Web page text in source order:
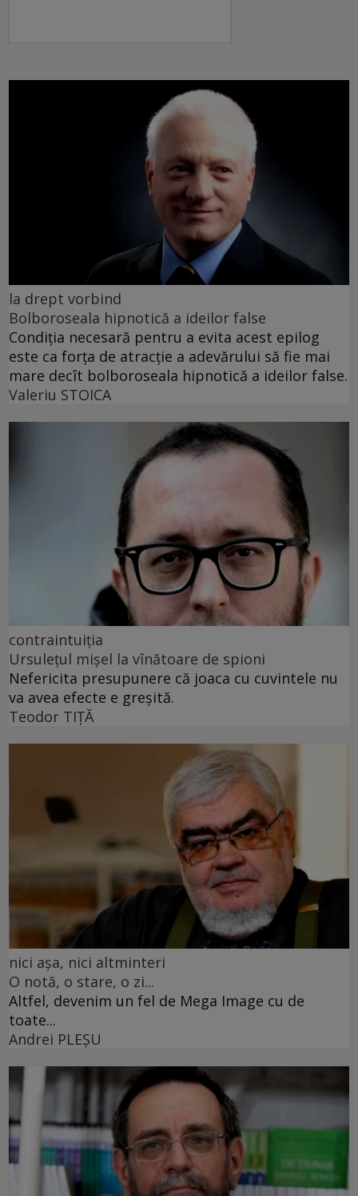
la drept vorbind
Bolboroseala hipnotică a ideilor false
Condiția necesară pentru a evita acest epilog
este ca forța de atracție a adevărului să fie mai
mare decît bolboroseala hipnotică a ideilor false.
Valeriu STOICA
contraintuiția
Ursulețul mișel la vînătoare de spioni
Nefericita presupunere că joaca cu cuvintele nu
va avea efecte e greșită.
Teodor TIŢĂ
nici așa, nici altminteri
O notă, o stare, o zi...
Altfel, devenim un fel de Mega Image cu de
toate...
Andrei PLEŞU